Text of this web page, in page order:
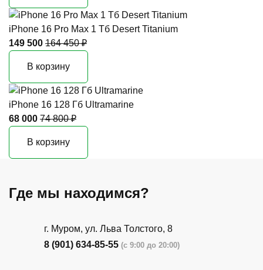
iPhone 16 Pro Max 1 Тб Desert Titanium
149 500 164 450 ₽
В корзину
iPhone 16 128 Гб Ultramarine
68 000 74 800 ₽
В корзину
Где мы находимся?
г. Муром, ул. Льва Толстого, 8
8 (901) 634-85-55 (с 9:00 до 20:00)